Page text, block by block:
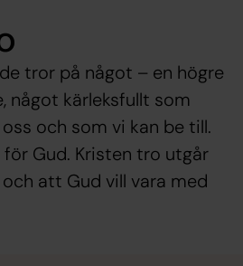
tror på något – en högre
något kärleksfullt som
och som vi kan be till.
Gud. Kristen tro utgår
att Gud vill vara med